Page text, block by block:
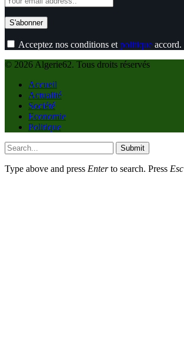
Acceptez nos conditions et politique accord.
© 2026 Algerie62. Tous droits réservés
Accueil
Actualité
Société
Economie
Politique
Submit
Type above and press Enterto search. Press Esc